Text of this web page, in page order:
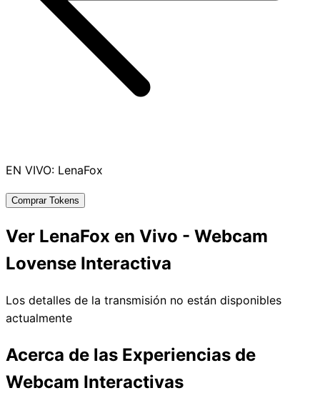
EN VIVO: LenaFox
Comprar Tokens
Ver LenaFox en Vivo - Webcam
Lovense Interactiva
Los detalles de la transmisión no están disponibles
actualmente
Acerca de las Experiencias de
Webcam Interactivas